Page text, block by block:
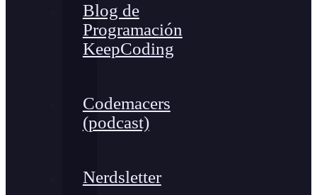
Blog de
Programación
KeepCoding
Codemacers
(podcast)
Nerdsletter